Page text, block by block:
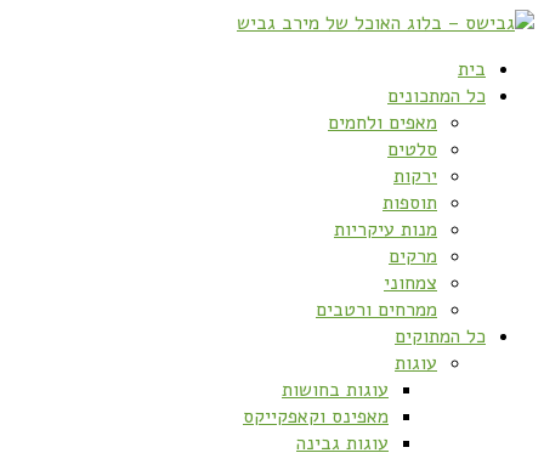
בית
כל המתכונים
מאפים ולחמים
סלטים
ירקות
תוספות
מנות עיקריות
מרקים
צמחוני
ממרחים ורטבים
כל המתוקים
עוגות
עוגות בחושות
מאפינס וקאפקייקס
עוגות גבינה